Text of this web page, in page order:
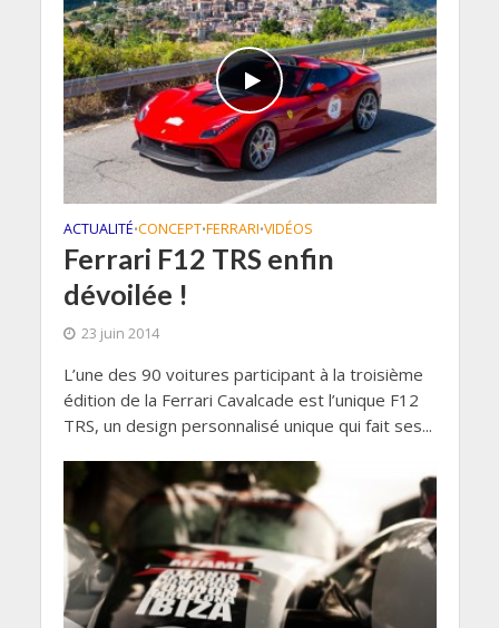
ACTUALITÉ•CONCEPT•FERRARI•VIDÉOS
Ferrari F12 TRS enfin
dévoilée !
23 juin 2014
L’une des 90 voitures participant à la troisième
édition de la Ferrari Cavalcade est l’unique F12
TRS, un design personnalisé unique qui fait ses...